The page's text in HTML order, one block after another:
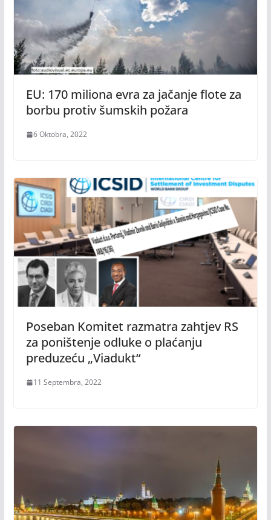
EU: 170 miliona evra za jačanje flote za
borbu protiv šumskih požara
6 Oktobra, 2022
Poseban Komitet razmatra zahtjev RS
za poništenje odluke o plaćanju
preduzeću „Viadukt“
11 Septembra, 2022